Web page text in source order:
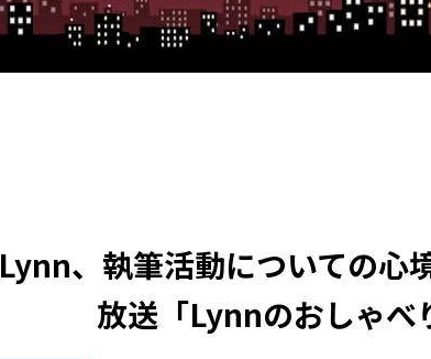
Lynn、執筆活動についての心
放送「Lynnのおしゃべ